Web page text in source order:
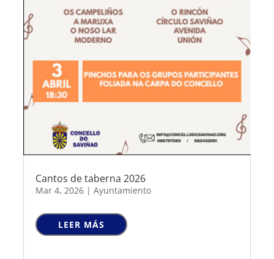
Cantos de taberna 2026
Mar 4, 2026 |Ayuntamiento
LEER MÁS